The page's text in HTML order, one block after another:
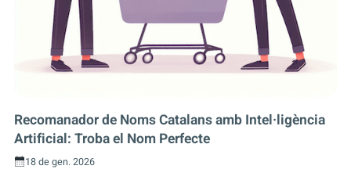
Recomanador de Noms Catalans amb Intel·ligència
Artificial: Troba el Nom Perfecte
18 de gen. 2026